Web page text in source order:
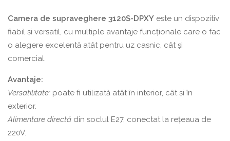
dulie
E27,
model
3120S-
WiFi,
IP66,
2MP
Camera de supraveghere 3120S-DPXY este un dispozitiv
fiabil și versatil, cu multiple avantaje funcționale care o fac
o alegere excelentă atât pentru uz casnic, cât și
comercial.
Avantaje:
Versatilitate: poate fi utilizată atât în interior, cât și în
exterior.
Alimentare directă din soclul E27, conectat la rețeaua de
220V.